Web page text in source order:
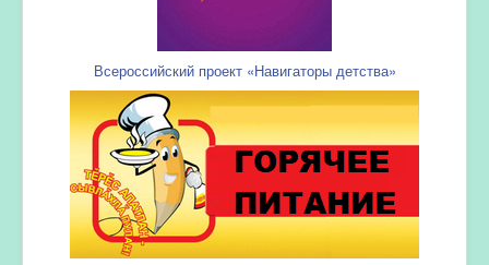
Всероссийский проект «Навигаторы детства»